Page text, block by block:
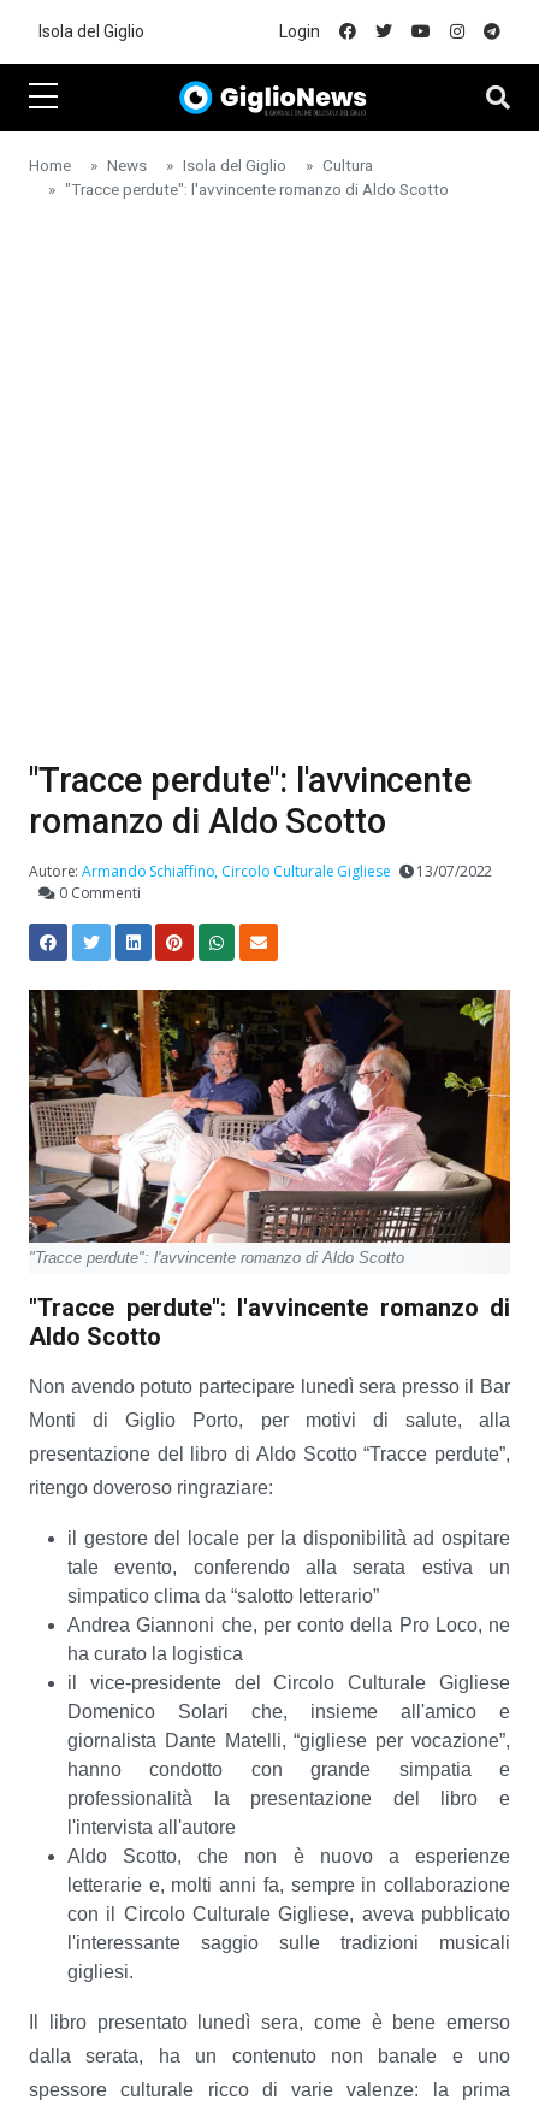
Isola del Giglio Login
Home News Isola del Giglio
Cultura
"Tracce perdute": l'avvincente romanzo di Aldo Scotto
"Tracce perdute": l'avvincente
romanzo di Aldo Scotto
Autore:Armando Schiaffino, Circolo Culturale Gigliese
13/07/2022
0 Commenti
"Tracce perdute": l'avvincente romanzo di Aldo Scotto
"Tracce perdute": l'avvincente romanzo di
Aldo Scotto
Non avendo potuto partecipare lunedì sera presso il Bar
Monti di Giglio Porto, per motivi di salute, alla
presentazione del libro di Aldo Scotto “Tracce perdute”,
ritengo doveroso ringraziare:
il gestore del locale per la disponibilità ad ospitare
tale evento, conferendo alla serata estiva un
simpatico clima da “salotto letterario”
Andrea Giannoni che, per conto della Pro Loco, ne
ha curato la logistica
il vice-presidente del Circolo Culturale Gigliese
Domenico Solari che, insieme all'amico e
giornalista Dante Matelli, “gigliese per vocazione”,
hanno condotto con grande simpatia e
professionalità la presentazione del libro e
l'intervista all'autore
Aldo Scotto, che non è nuovo a esperienze
letterarie e, molti anni fa, sempre in collaborazione
con il Circolo Culturale Gigliese, aveva pubblicato
l'interessante saggio sulle tradizioni musicali
gigliesi.
Il libro presentato lunedì sera, come è bene emerso
dalla serata, ha un contenuto non banale e uno
spessore culturale ricco di varie valenze: la prima